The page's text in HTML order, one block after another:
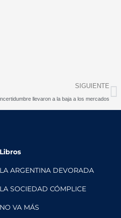
SIGUIENTE
llevaron a la baja a los mercados
Libros
LA ARGENTINA DEVORADA
LA SOCIEDAD CÓMPLICE
NO VA MÁS